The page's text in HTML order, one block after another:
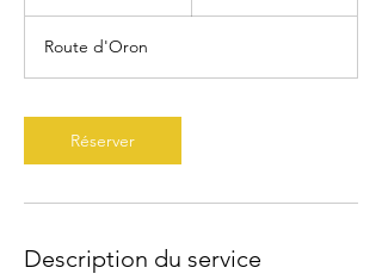
m
i
Route d'Oron
Réserver
Description du service